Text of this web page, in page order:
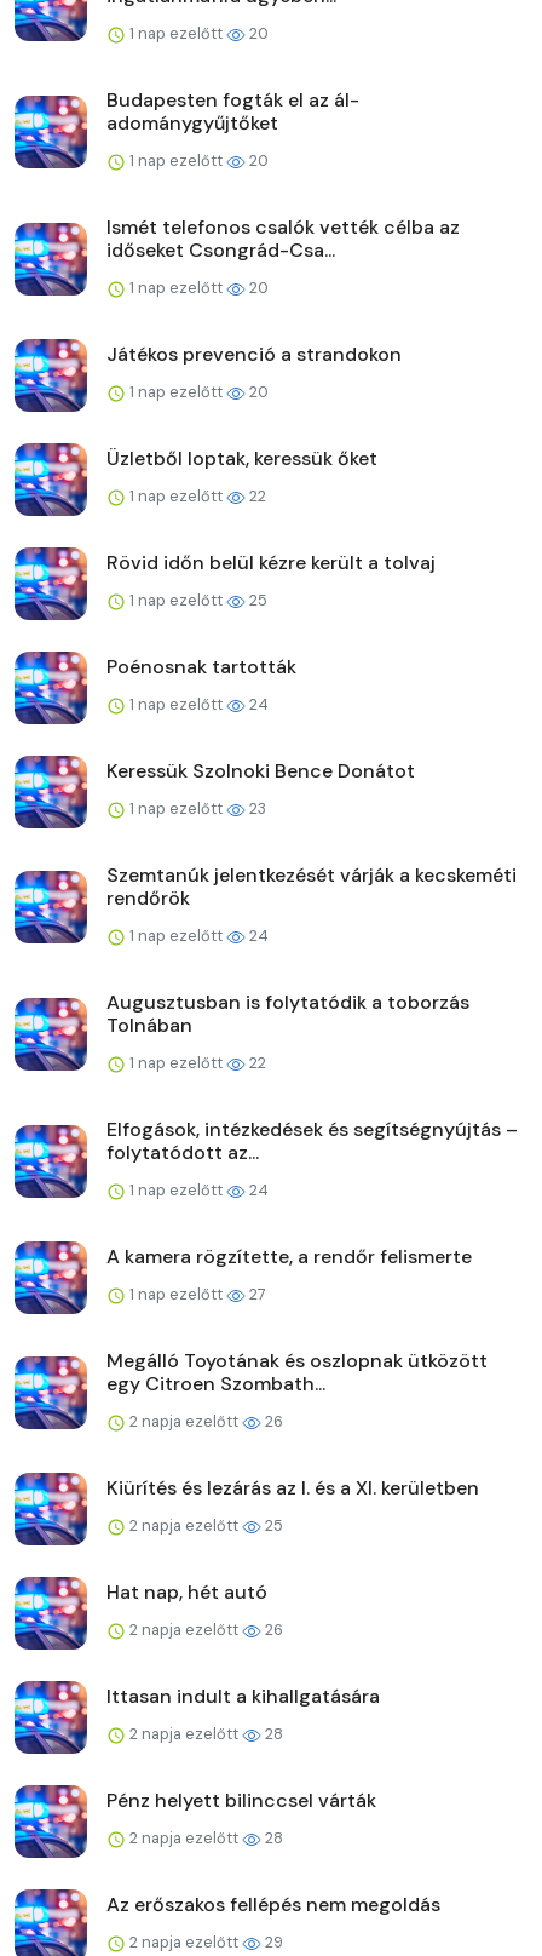
1 nap ezelőtt 20
Budapesten fogták el az ál-
adománygyűjtőket
1 nap ezelőtt 20
Ismét telefonos csalók vették célba az
időseket Csongrád-Csa...
1 nap ezelőtt 20
Játékos prevenció a strandokon
1 nap ezelőtt 20
Üzletből loptak, keressük őket
1 nap ezelőtt 22
Rövid időn belül kézre került a tolvaj
1 nap ezelőtt 25
Poénosnak tartották
1 nap ezelőtt 24
Keressük Szolnoki Bence Donátot
1 nap ezelőtt 23
Szemtanúk jelentkezését várják a kecskeméti
rendőrök
1 nap ezelőtt 24
Augusztusban is folytatódik a toborzás
Tolnában
1 nap ezelőtt 22
Elfogások, intézkedések és segítségnyújtás –
folytatódott az...
1 nap ezelőtt 24
A kamera rögzítette, a rendőr felismerte
1 nap ezelőtt 27
Megálló Toyotának és oszlopnak ütközött
egy Citroen Szombath...
2 napja ezelőtt 26
Kiürítés és lezárás az I. és a XI. kerületben
2 napja ezelőtt 25
Hat nap, hét autó
2 napja ezelőtt 26
Ittasan indult a kihallgatására
2 napja ezelőtt 28
Pénz helyett bilinccsel várták
2 napja ezelőtt 28
Az erőszakos fellépés nem megoldás
2 napja ezelőtt 29